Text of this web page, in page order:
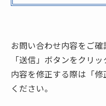
お問い合わせ内容をご
「送信」ボタンをクリッ
内容を修正する際は「
ください。